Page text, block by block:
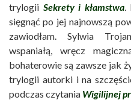
trylogii Sekrety i kłamstwa.
sięgnąć po jej najnowszą
zawiodłam. Sylwia
wspaniałą, wręcz
bohaterowie są zawsze jak
trylogii autorki i na
podczas czytania Wigilijnej